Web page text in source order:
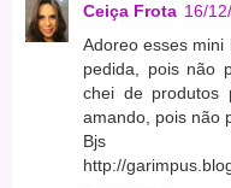
Ceiça Frota 16/
Adoreo esses
pedida, pois não
chei de produtos
amando, pois não
Bjs
http://